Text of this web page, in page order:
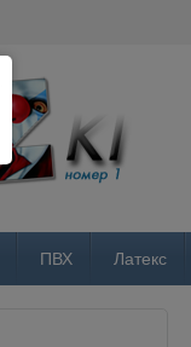
ПВХ Латекс